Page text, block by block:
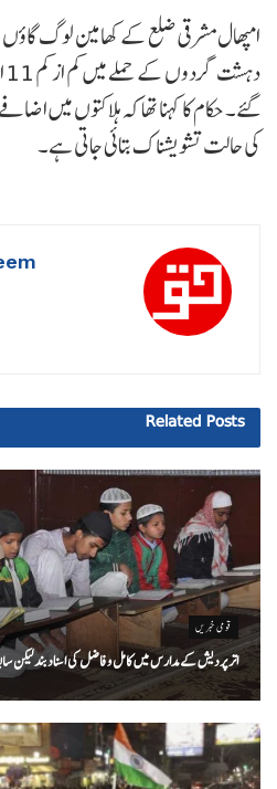
امپھال مشرقی ضلع کے کھامین لوگ گاؤں
گئے۔ حکام کا کہنا تھا کہ ہلاکتوں میں
کی حالت تشویشناک بتائی جاتی ہے۔
Related Posts
قومی خبریں
اتر پردیش کےمدارس میں کامل و فاضل کی اسناد بند لیکن